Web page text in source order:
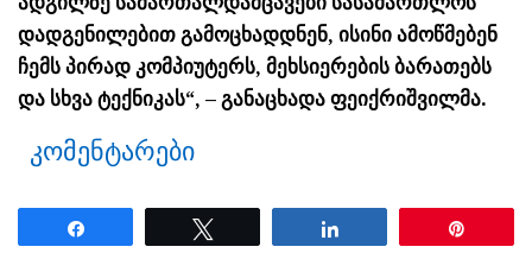
დადგენილებით გამოცხადდნენ, ისინი ამოწმებენ
ჩემს პირად კომპიუტერს, მეხსიერების ბარათებს
და სხვა ტექნიკას“, – განაცხადა ფეიქრიშვილმა.
კომენტარები